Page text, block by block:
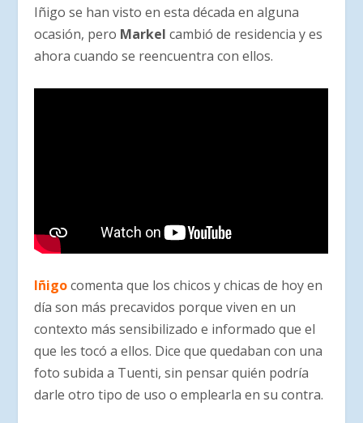
Iñigo se han visto en esta década en alguna
ocasión, pero Markel cambió de residencia y es
ahora cuando se reencuentra con ellos.
Iñigo comenta que los chicos y chicas de hoy en
día son más precavidos porque viven en un
contexto más sensibilizado e informado que el
que les tocó a ellos. Dice que quedaban con una
foto subida a Tuenti, sin pensar quién podría
darle otro tipo de uso o emplearla en su contra.